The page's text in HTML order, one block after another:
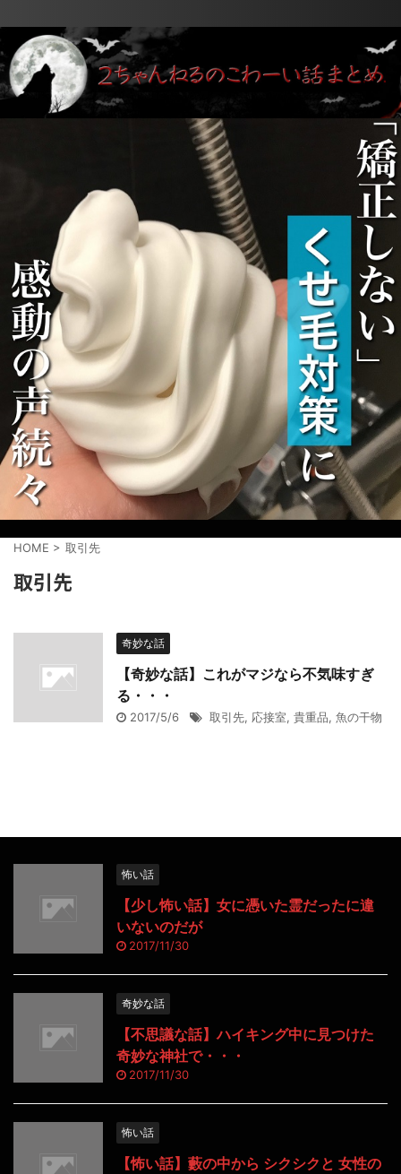
HOME > 取引先
取引先
奇妙な話
【奇妙な話】これがマジなら不気味すぎ
る・・・
2017/5/6 取引先, 応接室, 貴重品, 魚の干物
怖い話
【少し怖い話】女に憑いた霊だったに違
いないのだが
2017/11/30
奇妙な話
【不思議な話】ハイキング中に見つけた
奇妙な神社で・・・
2017/11/30
怖い話
【怖い話】藪の中から シクシクと 女性の